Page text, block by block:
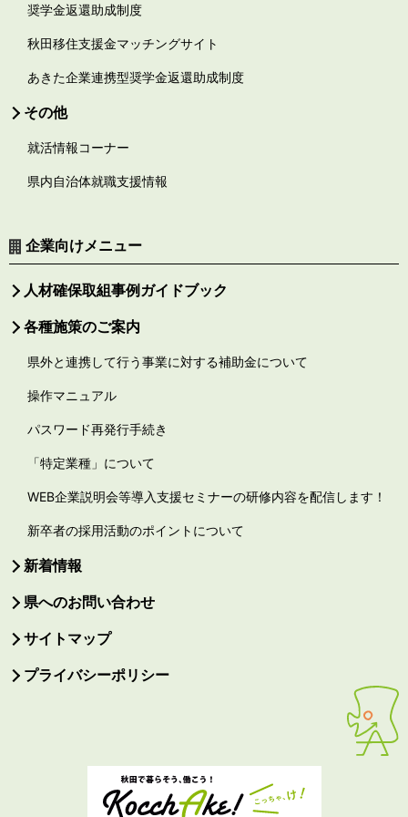
奨学金返還助成制度
秋田移住支援金マッチングサイト
あきた企業連携型奨学金返還助成制度
その他
就活情報コーナー
県内自治体就職支援情報
企業向けメニュー
人材確保取組事例ガイドブック
各種施策のご案内
県外と連携して行う事業に対する補助金について
操作マニュアル
パスワード再発行手続き
「特定業種」について
WEB企業説明会等導入支援セミナーの研修内容を配信します！
新卒者の採用活動のポイントについて
新着情報
県へのお問い合わせ
サイトマップ
プライバシーポリシー